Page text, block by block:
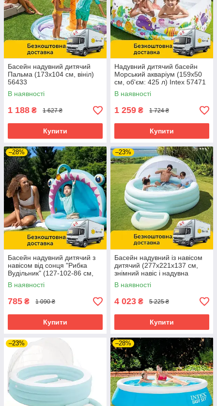
Басейн надувний дитячий
Пальма (173х104 см, вініл)
56433
В наявності
1 188 ₴ 1 627 ₴
Купити
Надувний дитячий басейн
Морський акваріум (159х50
см, об'єм: 425 л) Intex 57471
В наявності
1 259 ₴ 1 724 ₴
Купити
–28%
Басейн надувний дитячий з
навісом від сонця "Рибка
Вудільник" (127-102-86 см,
об'єм 45 л.) Intex 58419
В наявності
785 ₴ 1 090 ₴
Купити
–23%
Басейн надувний із навісом
дитячий (277х221х137 см,
знімний навіс і надувна
ванночка для ніг, 830 л)
57195
В наявності
4 023 ₴ 5 225 ₴
Купити
–23% –28%